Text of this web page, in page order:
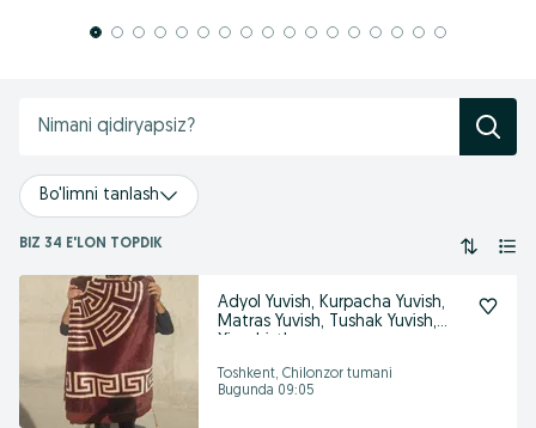
Bo'limni tanlash
BIZ 34 E'LON TOPDIK
Adyol Yuvish, Kurpacha Yuvish,
Matras Yuvish, Tushak Yuvish,
Toshkent, Chilonzor tumani
Bugunda 09:05